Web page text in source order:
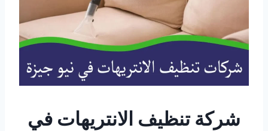
شركة تنظيف الانتريهات في